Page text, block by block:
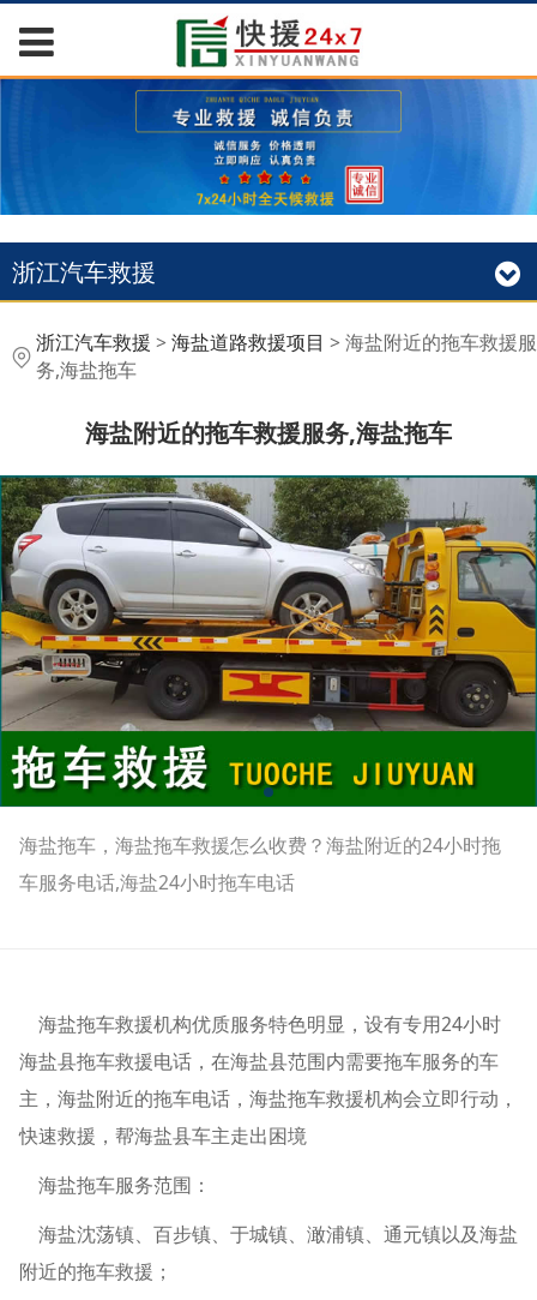
浙江汽车救援
海盐附近的拖车救援服
务,海盐拖车
浙江汽车救援 > 海盐道路救援项目 > 海盐附近的拖车救援服
务,海盐拖车
海盐附近的拖车救援服务,海盐拖车
海盐拖车，海盐拖车救援怎么收费？海盐附近的24小时拖
车服务电话,海盐24小时拖车电话
海盐拖车救援机构优质服务特色明显，设有专用24小时
海盐县拖车救援电话，在海盐县范围内需要拖车服务的车
主，海盐附近的拖车电话，海盐拖车救援机构会立即行动，
快速救援，帮海盐县车主走出困境
海盐拖车服务范围：
海盐‌沈荡镇、百步镇、于城镇、澉浦镇、通元镇以及海盐
附近的拖车救援；